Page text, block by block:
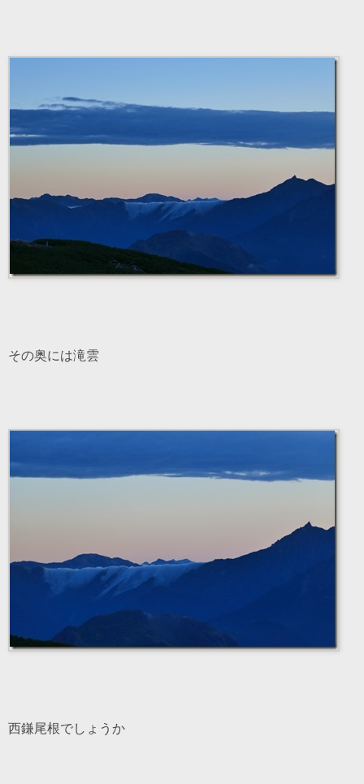
その奥には滝雲
西鎌尾根でしょうか